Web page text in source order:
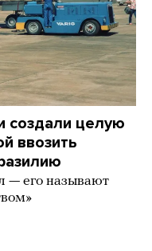
создали целую
ввозить
— его называют